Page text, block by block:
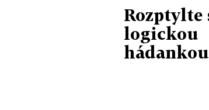
Rozptylte
logickou
hádankou